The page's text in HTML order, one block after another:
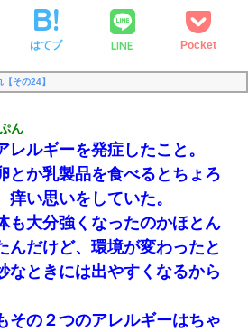
はてブ LINE Pocket
その24】
ん
レルギーを発症したこと。
とか乳製品を食べるとちょろ
痒い思いをしていた。
も大分強くなったのかほとん
んだけど、環境が変わったと
なときには出やすくなるから
その２つのアレルギーはちゃ